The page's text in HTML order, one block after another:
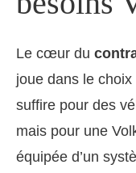
Le cœur du
joue dans le
suffire pour des
mais pour une
équipée d’un